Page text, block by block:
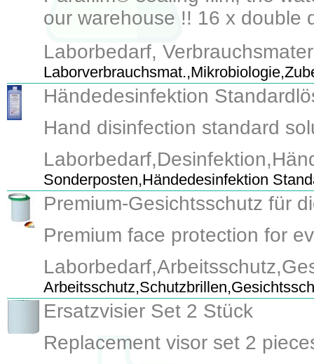
our warehouse !! 16 x double
Laborbedarf,
Händedesinfektion
Hand disinfection standard
Sonderposten,Händedesinfektion
Premium-Gesichtsschutz für
Premium face protection for
Ersatzvisier Set 2 Stück
Replacement visor set 2